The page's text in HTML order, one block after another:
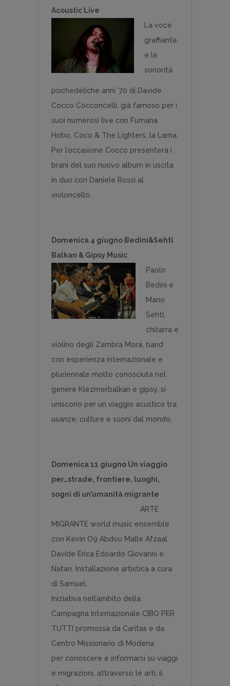
Acoustic Live
La voce
graffiante
e le
sonorità
psichedeliche anni ’70 di Davide
Cocco Cocconcelli, già famoso per i
suoi numerosi live con Fumana
Hobo, Coco & The Lighters, la Lama.
Per l’occasione Cocco presenterà i
brani del suo nuovo album in uscita
in duo con Daniele Rossi al
violoncello.
Domenica 4 giugno Bedini&Sehtl
Balkan & Gipsy Music
Paolo
Bedini e
Mario
Sehtl,
chitarra e
violino degli Zambra Mora, band
con esperienza internazionale e
pluriennale molto conosciuta nel
genere Klezmerbalkan e gipsy, si
uniscono per un viaggio acustico tra
usanze, culture e suoni dal mondo.
Domenica 11 giugno Un viaggio
per…strade, frontiere, luoghi,
sogni di un’umanità migrante
ARTE
MIGRANTE world music ensemble
con Kevin O9 Abdou Malle Afzaal
Davide Erica Edoardo Giovanni e
Natan. Installazione artistica a cura
di Samuel.
Iniziativa nell’ambito della
Campagna Internazionale CIBO PER
TUTTI promossa da Caritas e da
Centro Missionario di Modena
per conoscere e informarsi su viaggi
e migrazioni, attraverso le arti, il